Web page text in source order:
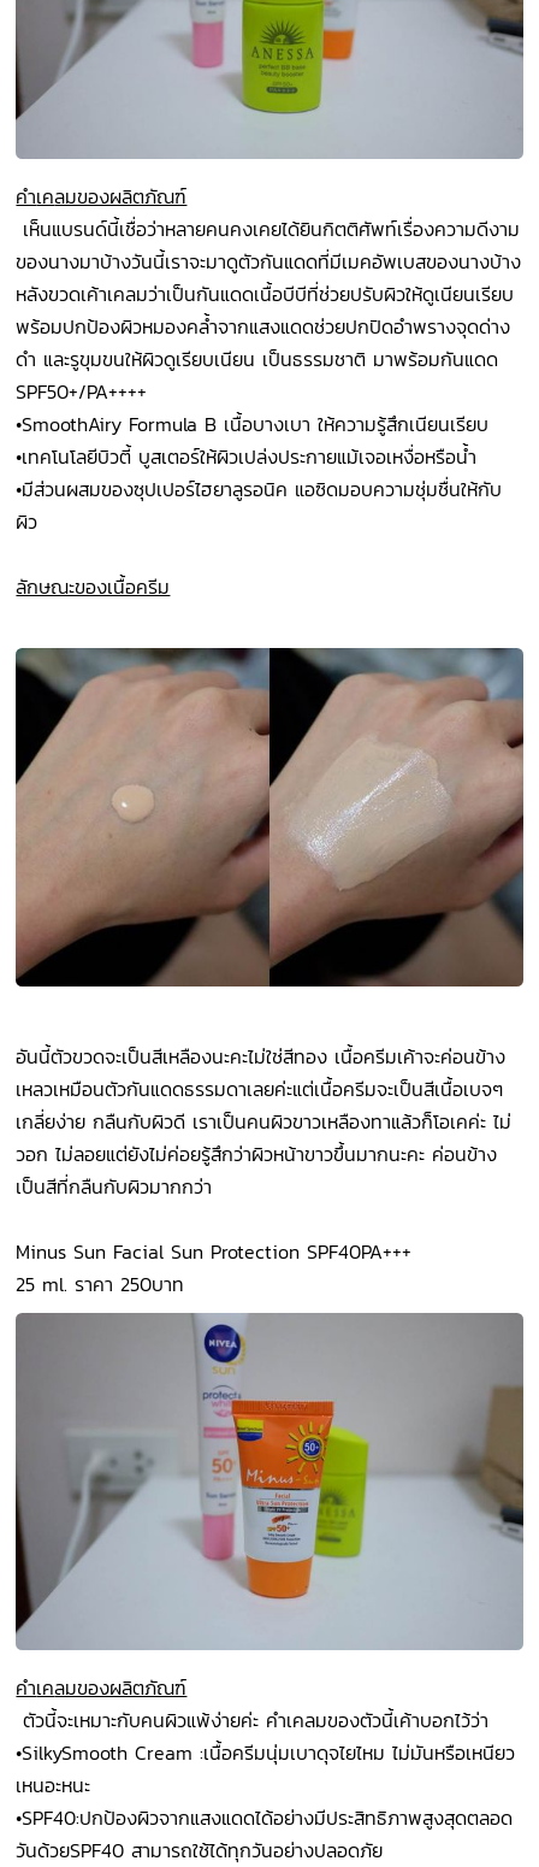
คำเคลมของผลิตภัณฑ์
เห็นแบรนด์นี้เชื่อว่าหลายคนคงเคยได้ยินกิตติศัพท์เรื่องความดีงาม
ของนางมาบ้างวันนี้เราจะมาดูตัวกันแดดที่มีเมคอัพเบสของนางบ้าง
หลังขวดเค้าเคลมว่าเป็นกันแดดเนื้อบีบีที่ช่วยปรับผิวให้ดูเนียนเรียบ
พร้อมปกป้องผิวหมองคล้ำจากแสงแดดช่วยปกปิดอำพรางจุดด่าง
ดำ และรูขุมขนให้ผิวดูเรียบเนียน เป็นธรรมชาติ มาพร้อมกันแดด
SPF50+/PA++++
•SmoothAiry Formula B เนื้อบางเบา ให้ความรู้สึกเนียนเรียบ
•เทคโนโลยีบิวตี้ บูสเตอร์ให้ผิวเปล่งประกายแม้เจอเหงื่อหรือน้ำ
•มีส่วนผสมของซุปเปอร์ไฮยาลูรอนิค แอซิดมอบความชุ่มชื่นให้กับ
ผิว
ลักษณะของเนื้อครีม
อันนี้ตัวขวดจะเป็นสีเหลืองนะคะไม่ใช่สีทอง เนื้อครีมเค้าจะค่อนข้าง
เหลวเหมือนตัวกันแดดธรรมดาเลยค่ะแต่เนื้อครีมจะเป็นสีเนื้อเบจๆ
เกลี่ยง่าย กลืนกับผิวดี เราเป็นคนผิวขาวเหลืองทาแล้วก็โอเคค่ะ ไม่
วอก ไม่ลอยแต่ยังไม่ค่อยรู้สึกว่าผิวหน้าขาวขึ้นมากนะคะ ค่อนข้าง
เป็นสีที่กลืนกับผิวมากกว่า
Minus Sun Facial Sun Protection SPF40PA+++
25 ml. ราคา 250บาท
คำเคลมของผลิตภัณฑ์
ตัวนี้จะเหมาะกับคนผิวแพ้ง่ายค่ะ คำเคลมของตัวนี้เค้าบอกไว้ว่า
•SilkySmooth Cream :เนื้อครีมนุ่มเบาดุจไยไหม ไม่มันหรือเหนียว
เหนอะหนะ
•SPF40:ปกป้องผิวจากแสงแดดได้อย่างมีประสิทธิภาพสูงสุดตลอด
วันด้วยSPF40 สามารถใช้ได้ทุกวันอย่างปลอดภัย